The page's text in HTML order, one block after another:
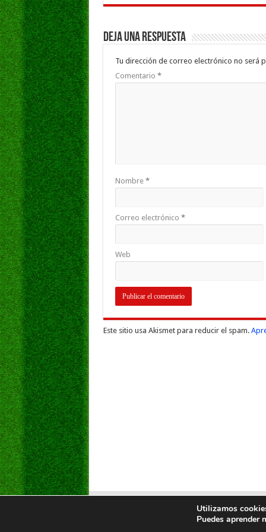
Deja una respuesta
Tu dirección de correo electrónico no será
Comentario *
Nombre *
Correo electrónico *
Web
Este sitio usa Akismet para reducir el spam.
Utilizamos
Puedes